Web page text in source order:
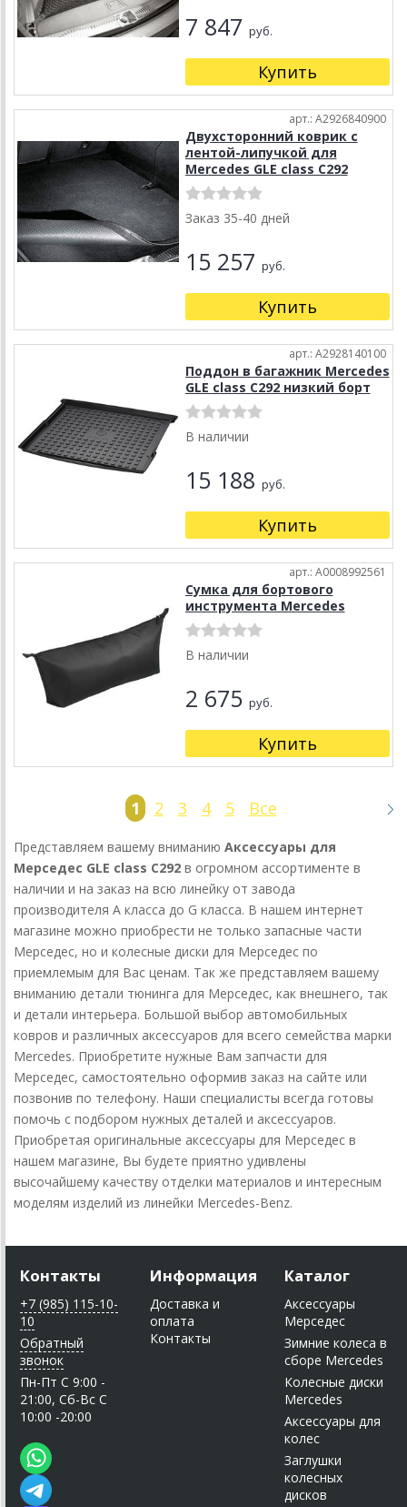
7 847 руб.
Купить
арт.: A2926840900
Двухсторонний коврик с
лентой-липучкой для
Mercedes GLE class C292
Заказ 35-40 дней
15 257 руб.
Купить
арт.: A2928140100
Поддон в багажник Mercedes
GLE class C292 низкий борт
В наличии
15 188 руб.
Купить
арт.: A0008992561
Сумка для бортового
инструмента Mercedes
В наличии
2 675 руб.
Купить
1 2 3 4 5 Все
Представляем вашему вниманию Аксессуары для
Мерседес GLE class C292 в огромном ассортименте в
наличии и на заказ на всю линейку от завода
производителя А класса до G класса. В нашем интернет
магазине можно приобрести не только запасные части
Мерседес, но и колесные диски для Мерседес по
приемлемым для Вас ценам. Так же представляем вашему
вниманию детали тюнинга для Мерседес, как внешнего, так
и детали интерьера. Большой выбор автомобильных
ковров и различных аксессуаров для всего семейства марки
Mercedes. Приобретите нужные Вам запчасти для
Мерседес, самостоятельно оформив заказ на сайте или
позвонив по телефону. Наши специалисты всегда готовы
помочь с подбором нужных деталей и аксессуаров.
Приобретая оригинальные аксессуары для Мерседес в
нашем магазине, Вы будете приятно удивлены
высочайшему качеству отделки материалов и интересным
моделям изделий из линейки Mercedes-Benz.
Контакты
+7 (985) 115-10-
10
Обратный
звонок
Пн-Пт C 9:00 -
21:00, Сб-Вс С
10:00 -20:00
Информация
Доставка и
оплата
Контакты
Каталог
Аксессуары
Мерседес
Зимние колеса в
сборе Mercedes
Колесные диски
Mercedes
Аксессуары для
колес
Заглушки
колесных
дисков